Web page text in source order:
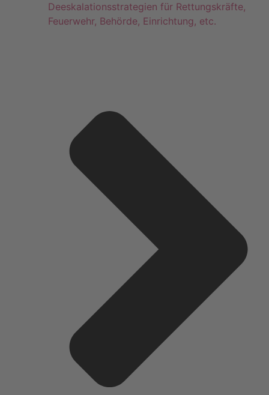
Deeskalationsstrategien für Rettungskräfte,
Feuerwehr, Behörde, Einrichtung, etc.